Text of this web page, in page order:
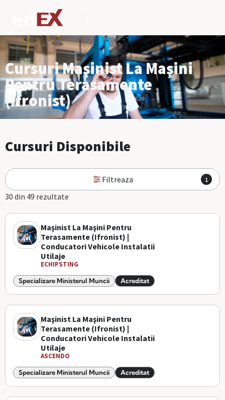
Cursuri Maşinist La Maşini
Pentru Terasamente
(Ifronist)
Cursuri Disponibile
Filtreaza 1
30 din 49 rezultate
Maşinist La Maşini Pentru
Terasamente (Ifronist) |
Conducatori Vehicole Instalatii
Utilaje
ECHIPSTING
Specializare Ministerul Muncii Acreditat
Maşinist La Maşini Pentru
Terasamente (Ifronist) |
Conducatori Vehicole Instalatii
Utilaje
ASCENDO
Specializare Ministerul Muncii Acreditat